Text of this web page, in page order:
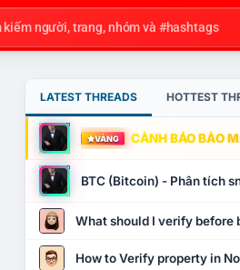
LATEST THREADS HOTTEST
VÀNG CẢNH BÁO BẢO
BTC (Bitcoin) - Phân tích
What should I verify before
How to Verify property in